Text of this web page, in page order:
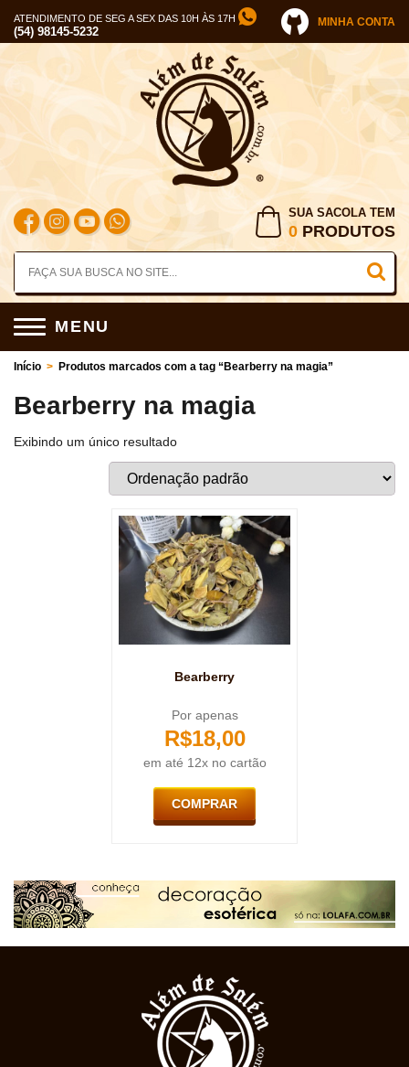
ATENDIMENTO DE SEG A SEX DAS 10H ÀS 17H
(54) 98145-5232
MINHA CONTA
SUA SACOLA TEM
0 PRODUTOS
MENU
Início > Produtos marcados com a tag “Bearberry na magia”
Bearberry na magia
Exibindo um único resultado
Bearberry
Por apenas
R$18,00
em até 12x no cartão
COMPRAR